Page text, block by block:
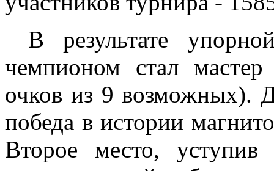
В результате
чемпионом стал
очков из 9 возможных).
победа в истории
Второе место,